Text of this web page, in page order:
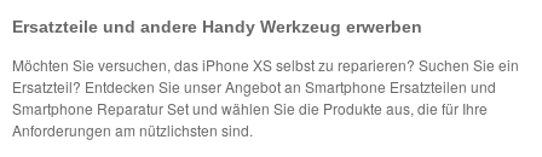
Ersatzteile und andere Handy Werkzeug erwerben
Möchten Sie versuchen, das iPhone XS selbst zu reparieren? Suchen Sie ein
Ersatzteil? Entdecken Sie unser Angebot an Smartphone Ersatzteilen und
Smartphone Reparatur Set und wählen Sie die Produkte aus, die für Ihre
Anforderungen am nützlichsten sind.